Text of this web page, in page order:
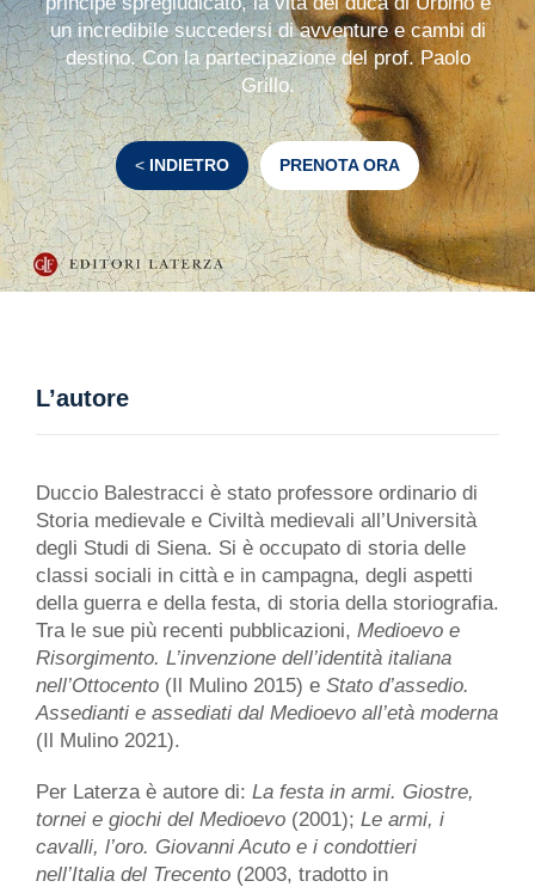
un incredibile succedersi di avventure e cambi di
destino. Con la partecipazione del prof. Paolo
Grillo.
< INDIETRO PRENOTA ORA
L’autore
Duccio Balestracci è stato professore ordinario di
Storia medievale e Civiltà medievali all’Università
degli Studi di Siena. Si è occupato di storia delle
classi sociali in città e in campagna, degli aspetti
della guerra e della festa, di storia della storiografia.
Tra le sue più recenti pubblicazioni, Medioevo e
Risorgimento. L’invenzione dell’identità italiana
nell’Ottocento (Il Mulino 2015) e Stato d’assedio.
Assedianti e assediati dal Medioevo all’età moderna
(Il Mulino 2021).
Per Laterza è autore di: La festa in armi. Giostre,
tornei e giochi del Medioevo (2001); Le armi, i
cavalli, l’oro. Giovanni Acuto e i condottieri
nell’Italia del Trecento (2003, tradotto in